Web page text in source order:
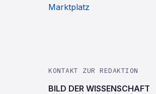
Marktplatz
KONTAKT ZUR REDAKTION
BILD DER WISSENSCHAFT